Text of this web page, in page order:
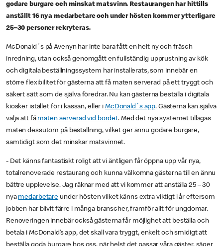
godare burgare och minskat matsvinn. Restaurangen har hittills
anställt 16 nya medarbetare och under hösten kommer ytterligare
25–30 personer rekryteras.
McDonald´s på Avenyn har inte bara fått en helt ny och fräsch
inredning, utan också genomgått en fullständig upprustning av kök
och digitala beställningssystem har installerats, som innebär en
större flexibilitet för gästerna att få maten serverad på ett tryggt och
säkert sätt som de själva föredrar. Nu kan gästerna beställa i digitala
kiosker istället för i kassan, eller i McDonald´s app. Gästerna kan själva
välja att få maten serverad vid bordet. Med det nya systemet tillagas
maten dessutom på beställning, vilket ger ännu godare burgare,
samtidigt som det minskar matsvinnet.
- Det känns fantastiskt roligt att vi äntligen får öppna upp vår nya,
totalrenoverade restaurang och kunna välkomna gästerna till en ännu
bättre upplevelse. Jag räknar med att vi kommer att anställa 25 – 30
nya medarbetare under hösten vilket känns extra viktigt i år eftersom
jobben har blivit färre i många branscher, framför allt för ungdomar.
Renoveringen innebär också gästerna får möjlighet att beställa och
betala i McDonald’s app, det skall vara tryggt, enkelt och smidigt att